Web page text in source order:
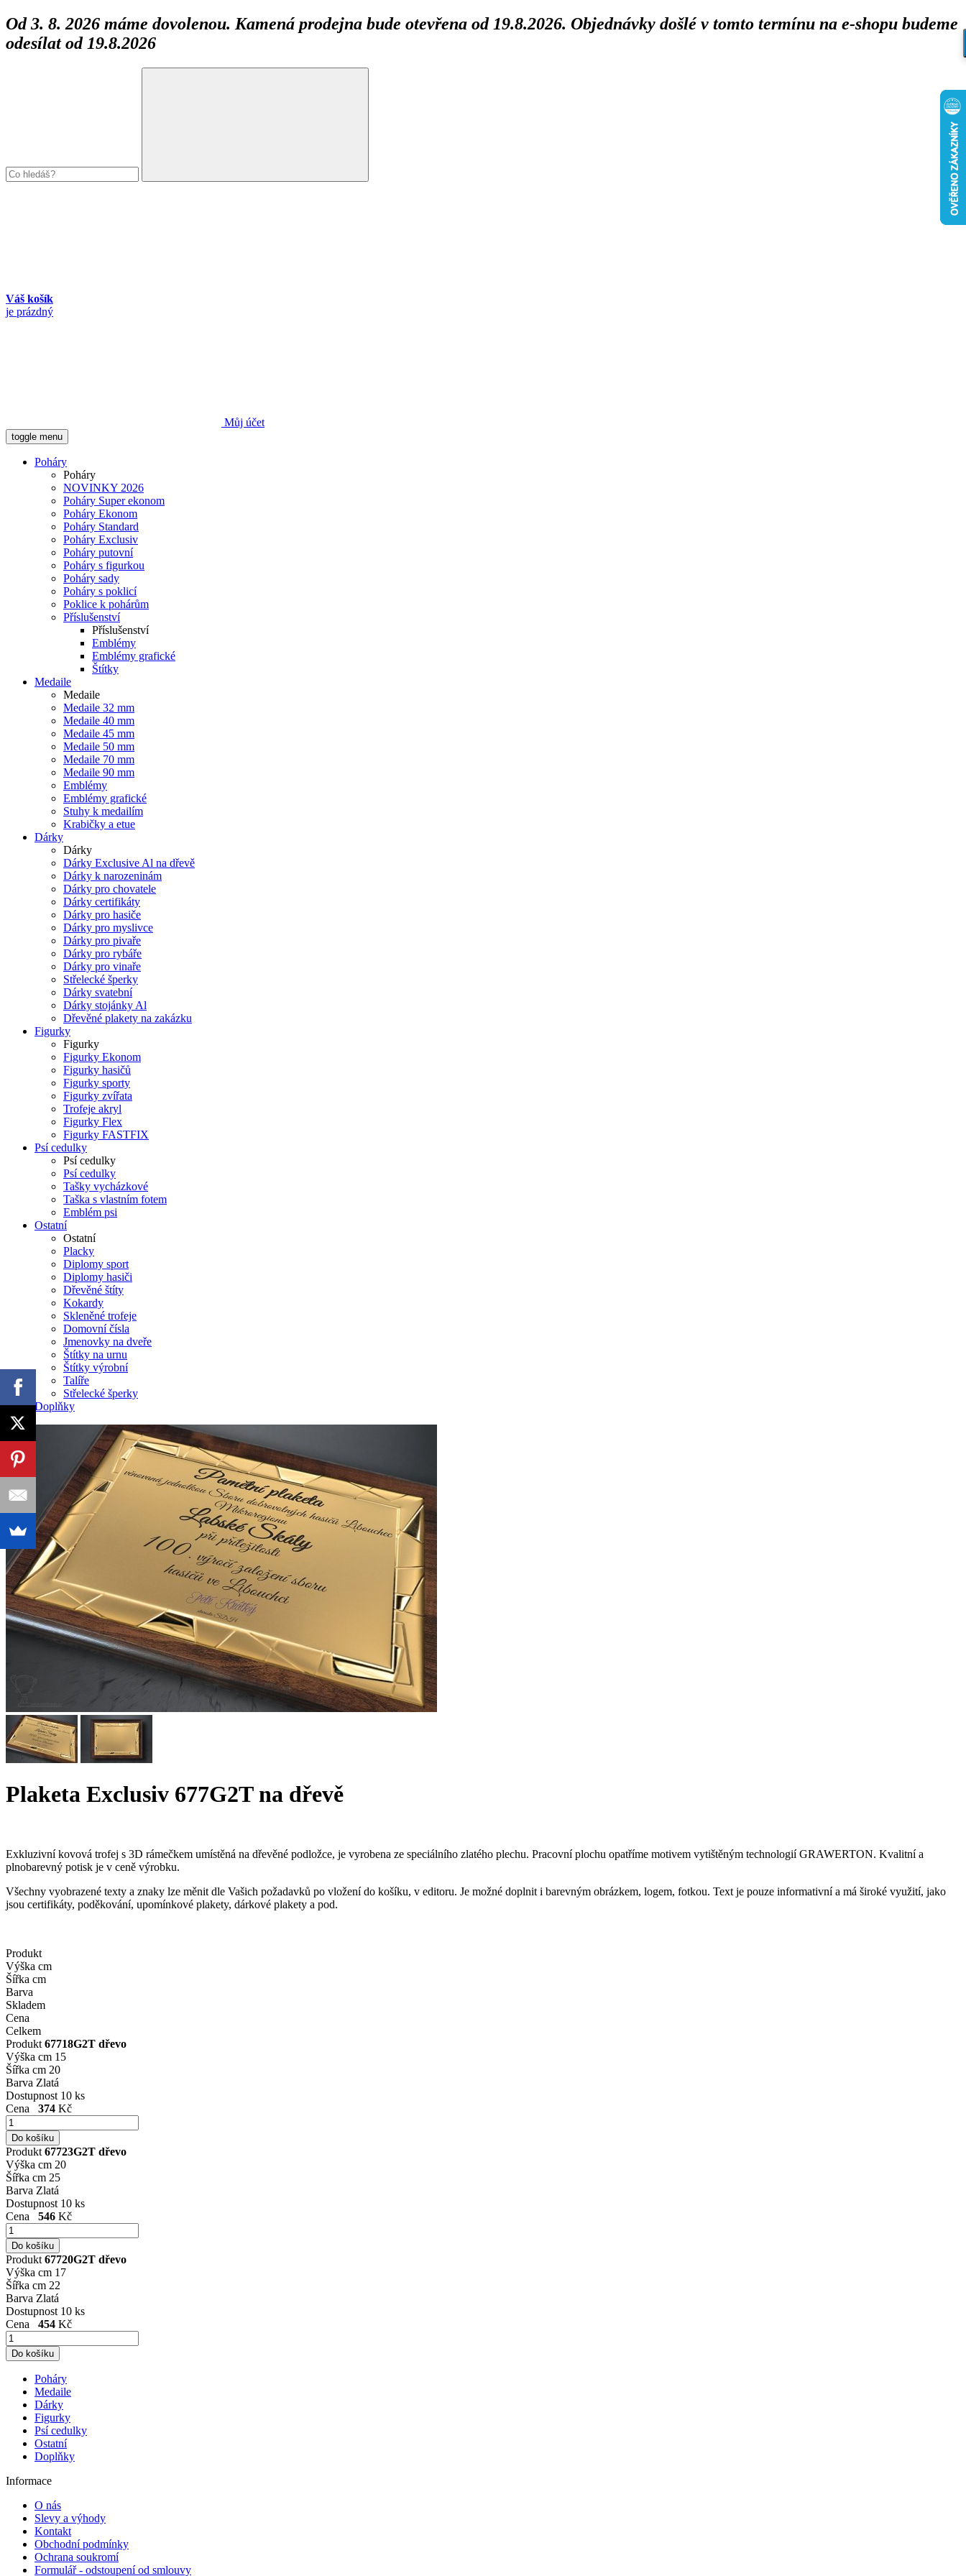
Od 3. 8. 2026 máme dovolenou. Kamená prodejna bude otevřena od 19.8.2026. Objednávky došlé v tomto termínu na e-shopu budeme
odesílat od 19.8.2026
Váš košík
je prázdný
Můj účet
toggle menu
Poháry
Poháry
NOVINKY 2026
Poháry Super ekonom
Poháry Ekonom
Poháry Standard
Poháry Exclusiv
Poháry putovní
Poháry s figurkou
Poháry sady
Poháry s poklicí
Poklice k pohárům
Příslušenství
Příslušenství
Emblémy
Emblémy grafické
Štítky
Medaile
Medaile
Medaile 32 mm
Medaile 40 mm
Medaile 45 mm
Medaile 50 mm
Medaile 70 mm
Medaile 90 mm
Emblémy
Emblémy grafické
Stuhy k medailím
Krabičky a etue
Dárky
Dárky
Dárky Exclusive Al na dřevě
Dárky k narozeninám
Dárky pro chovatele
Dárky certifikáty
Dárky pro hasiče
Dárky pro myslivce
Dárky pro pivaře
Dárky pro rybáře
Dárky pro vinaře
Střelecké šperky
Dárky svatební
Dárky stojánky Al
Dřevěné plakety na zakázku
Figurky
Figurky
Figurky Ekonom
Figurky hasičů
Figurky sporty
Figurky zvířata
Trofeje akryl
Figurky Flex
Figurky FASTFIX
Psí cedulky
Psí cedulky
Psí cedulky
Tašky vycházkové
Taška s vlastním fotem
Emblém psi
Ostatní
Ostatní
Placky
Diplomy sport
Diplomy hasiči
Dřevěné štíty
Kokardy
Skleněné trofeje
Domovní čísla
Jmenovky na dveře
Štítky na urnu
Štítky výrobní
Talíře
Střelecké šperky
Doplňky
Plaketa Exclusiv 677G2T na dřevě
Exkluzivní kovová trofej s 3D rámečkem umístěná na dřevěné podložce, je vyrobena ze speciálního zlatého plechu. Pracovní plochu opatříme motivem vytištěným technologií GRAWERTON. Kvalitní a
plnobarevný potisk je v ceně výrobku.
Všechny vyobrazené texty a znaky lze měnit dle Vašich požadavků po vložení do košíku, v editoru. Je možné doplnit i barevným obrázkem, logem, fotkou. Text je pouze informativní a má široké využití, jako
jsou certifikáty, poděkování, upomínkové plakety, dárkové plakety a pod.
Produkt
Výška cm
Šířka cm
Barva
Skladem
Cena
Celkem
Produkt 67718G2T dřevo
Výška cm 15
Šířka cm 20
Barva Zlatá
Dostupnost 10 ks
Cena
374 Kč
Produkt 67723G2T dřevo
Výška cm 20
Šířka cm 25
Barva Zlatá
Dostupnost 10 ks
Cena
546 Kč
Produkt 67720G2T dřevo
Výška cm 17
Šířka cm 22
Barva Zlatá
Dostupnost 10 ks
Cena
454 Kč
Poháry
Medaile
Dárky
Figurky
Psí cedulky
Ostatní
Doplňky
Informace
O nás
Slevy a výhody
Kontakt
Obchodní podmínky
Ochrana soukromí
Formulář - odstoupení od smlouvy